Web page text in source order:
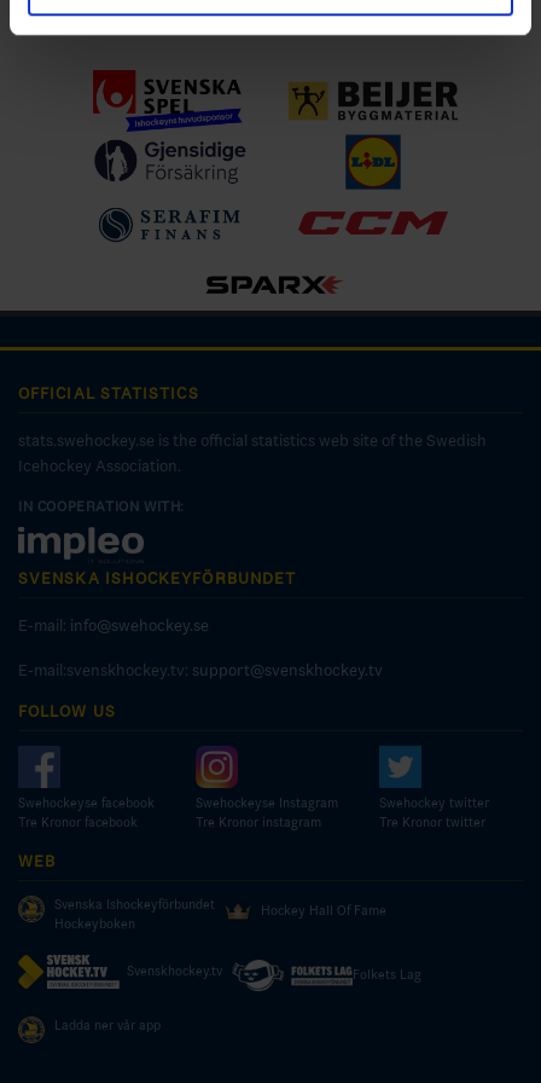
OFFICIAL STATISTICS
stats.swehockey.se is the official statistics web site of the Swedish
Icehockey Association.
IN COOPERATION WITH:
SVENSKA ISHOCKEYFÖRBUNDET
E-mail: info@swehockey.se
E-mail:svenskhockey.tv: support@svenskhockey.tv
FOLLOW US
Swehockeyse facebook
Tre Kronor facebook
Swehockeyse Instagram
Tre Kronor instagram
Swehockey twitter
Tre Kronor twitter
WEB
Svenska Ishockeyförbundet
Hockeyboken
Hockey Hall Of Fame
Svenskhockey.tv Folkets Lag
Ladda ner vår app